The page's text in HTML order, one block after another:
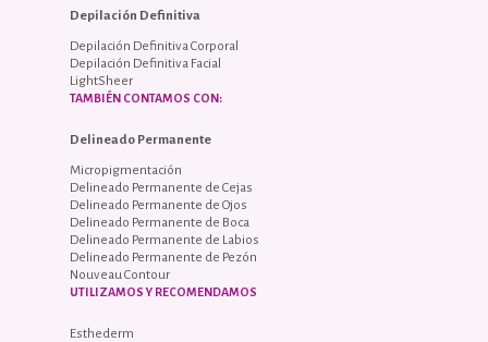
Depilación Definitiva
Depilación Definitiva Corporal
Depilación Definitiva Facial
LightSheer
TAMBIÉN CONTAMOS CON:
Delineado Permanente
Micropigmentación
Delineado Permanente de Cejas
Delineado Permanente de Ojos
Delineado Permanente de Boca
Delineado Permanente de Labios
Delineado Permanente de Pezón
Nouveau Contour
UTILIZAMOS Y RECOMENDAMOS
Esthederm